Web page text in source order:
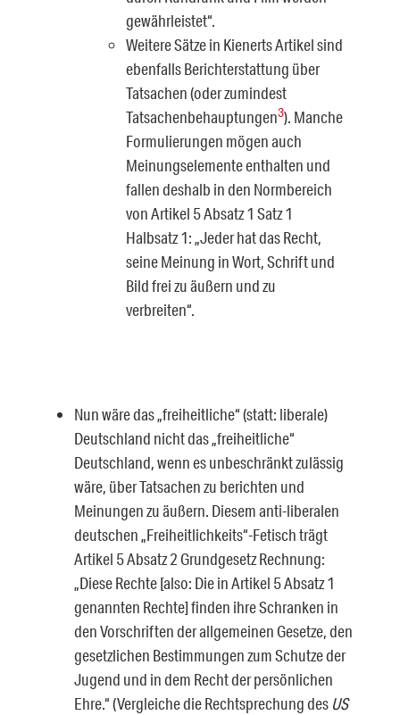
gewährleis­tet“.
Weitere Sätze in Kienerts Artikel sind
ebenfalls Berichterstattung über
Tatsa­chen (oder zumindest
Tatsachenbehauptungen3). Manche
Formulierungen mögen auch
Meinungselemente enthalten und
fallen deshalb in den Normbe­reich
von Artikel 5 Absatz 1 Satz 1
Halbsatz 1: „Jeder hat das Recht,
seine Meinung in Wort, Schrift und
Bild frei zu äußern und zu
verbreiten“.
Nun wäre das „freiheitliche“ (statt: liberale)
Deutschland nicht das „freiheitliche“
Deutschland, wenn es unbeschränkt zulässig
wäre, über Tatsachen zu berichten und
Meinungen zu äußern. Diesem anti-liberalen
deutschen „Freiheitlichkeits“-Fetisch trägt
Artikel 5 Absatz 2 Grundgesetz Rechnung:
„Diese Rechte [also: Die in Artikel 5 Absatz 1
genannten Rechte] finden ihre Schranken in
den Vorschrif­ten der allgemeinen Gesetze, den
gesetzlichen Bestimmungen zum Schutze der
Jugend und in dem Recht der persönlichen
Ehre.“ (Vergleiche die Rechtspre­chung des US